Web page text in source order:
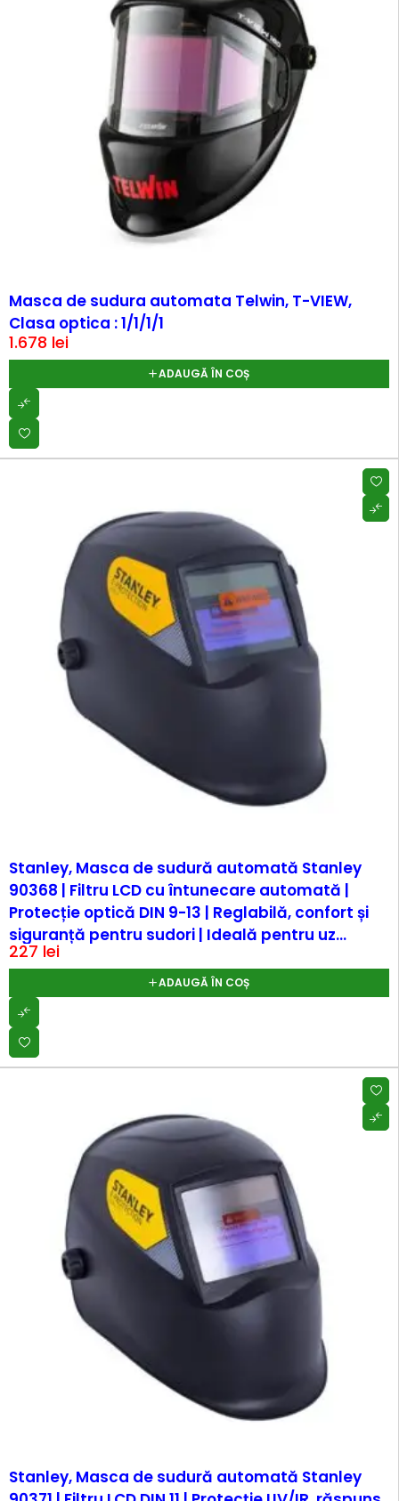
Masca de sudura automata Telwin, T-VIEW,
Clasa optica : 1/1/1/1
1.678 lei
ADAUGĂ ÎN COȘ
Stanley, Masca de sudură automată Stanley
90368 | Filtru LCD cu întunecare automată |
Protecție optică DIN 9-13 | Reglabilă, confort și
siguranță pentru sudori | Ideală pentru uz...
227 lei
ADAUGĂ ÎN COȘ
Stanley, Masca de sudură automată Stanley